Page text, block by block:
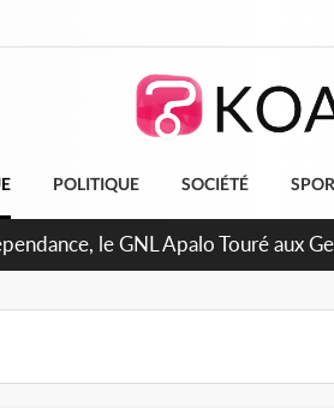
POLITIQUE SOCIÉTÉ
le GNL Apalo Touré aux